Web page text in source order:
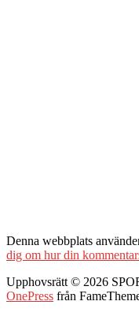
Denna webbplats
dig om hur din
Upphovsrätt © 2026
OnePress från